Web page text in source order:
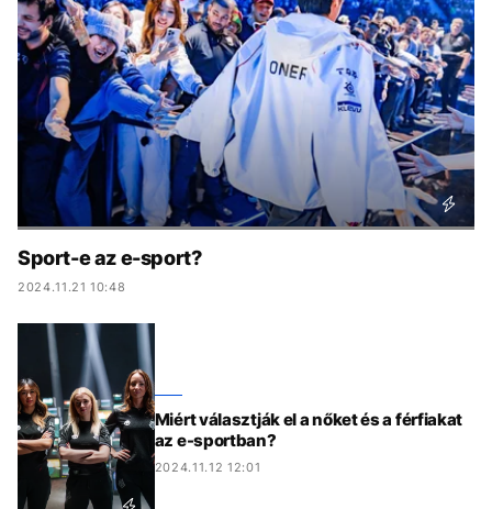
KÖZÉLET UTAZÁS
ÉLETMÓD DESIGN
BESZÉLGETÉSEK ARCOK
VIDEÓ TÖRTÉNETEK
GASZTRO
Sport-e az e-sport?
2024.11.21 10:48
Miért választják el a nőket és a férfiakat
az e-sportban?
2024.11.12 12:01